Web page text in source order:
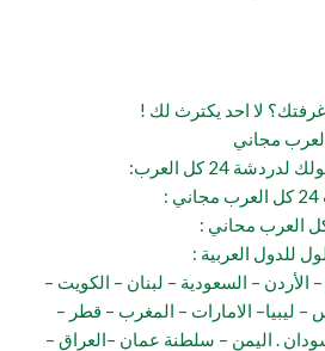
لا احد يكترث لك !
24 كل العرب:
العرب محاني :
للدول العربية :
الأردن – السعودية – لبنان – الكويت –
– ليبيا– الامارات – المغرب – قطر –
. اليمن – سلطنة عمان –العراق –